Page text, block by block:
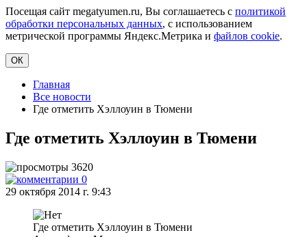
Посещая сайт megatyumen.ru, Вы соглашаетесь с политикой
обработки персональных данных, с использованием
метрической программы Яндекс.Метрика и файлов cookie.
ОК
Главная
Все новости
Где отметить Хэллоуин в Тюмени
Где отметить Хэллоуин в Тюмени
3620
0
29 октября 2014 г. 9:43
Где отметить Хэллоуин в Тюмени